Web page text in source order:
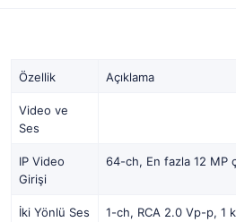
Özellik Açıklama
Video ve
Ses
IP Video
Girişi
64-ch, En fazla 12 MP
İki Yönlü Ses
1-ch, RCA 2.0 Vp-p, 1